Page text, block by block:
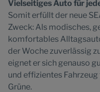
Vielseitiges Auto für
Somit erfüllt der neue
Zweck: Als modisches,
komfortables
der Woche zuverlässig
eignet er sich genauso
und effizientes
Grüne.